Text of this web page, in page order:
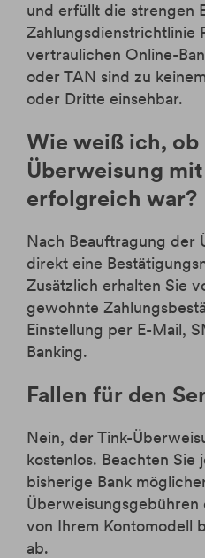
und erfüllt die strengen
Zahlungsdienstrichtlinie
vertraulichen Online-
oder TAN sind zu
oder Dritte einsehbar.
Wie weiß ich, ob
Überweisung
erfolgreich war?
Nach Beauftragung der
direkt eine
Zusätzlich erhalten Sie
gewohnte
Einstellung per E-Mail,
Banking.
Fallen für den
Nein, der Tink-
kostenlos. Beachten Sie
bisherige Bank
von Ihrem Kontomodell
ab.